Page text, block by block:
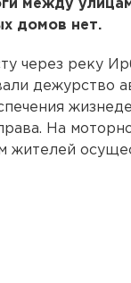
между
домов нет.
через реку
дежурство
На
жителей